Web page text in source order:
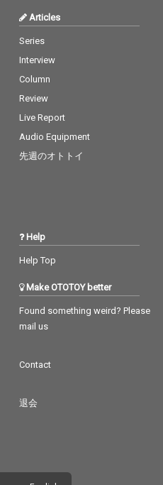
Articles
Series
Interview
Column
Review
Live Report
Audio Equipment
先週のオトトイ
Help
Help Top
Make OTOTOY better
Found something weird? Please
mail us
Contact
退会